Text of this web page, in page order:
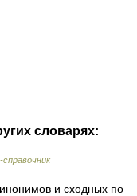
словарях:
и сходных по